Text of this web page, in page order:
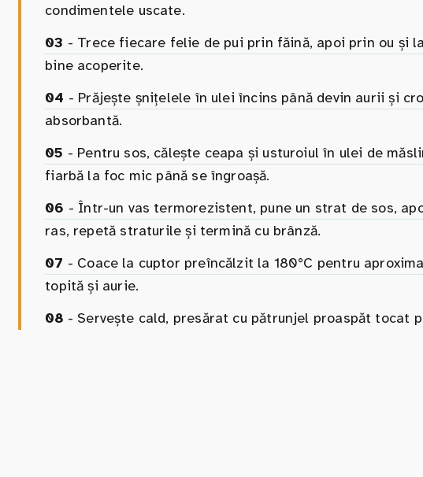
condimentele uscate.
03 - Trece fiecare felie de pui prin făină, apoi prin ou și
bine acoperite.
04 - Prăjește șnițelele în ulei încins până devin aurii și
absorbantă.
05 - Pentru sos, călește ceapa și usturoiul în ulei de
fiarbă la foc mic până se îngroașă.
06 - Într-un vas termorezistent, pune un strat de sos,
ras, repetă straturile și termină cu brânză.
07 - Coace la cuptor preîncălzit la 180°C pentru
topită și aurie.
08 - Servește cald, presărat cu pătrunjel proaspăt tocat